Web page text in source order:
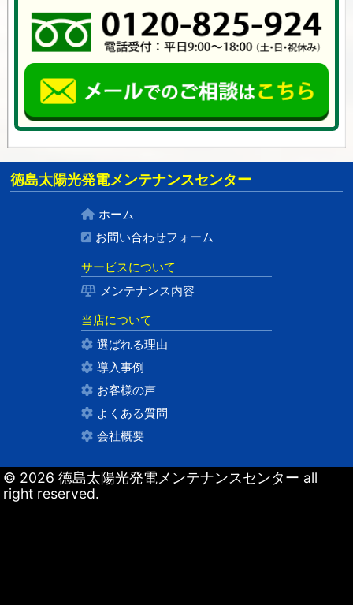
徳島太陽光発電メンテナンスセンター
ホーム
お問い合わせフォーム
サービスについて
メンテナンス内容
当店について
選ばれる理由
導入事例
お客様の声
よくある質問
会社概要
© 2026 徳島太陽光発電メンテナンスセンター all
right reserved.